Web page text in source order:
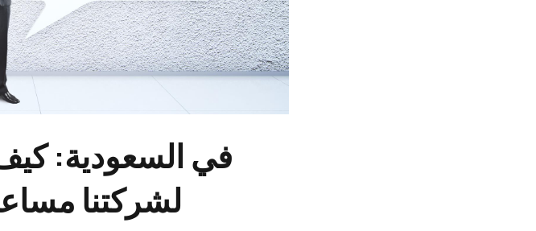
لشركتنا